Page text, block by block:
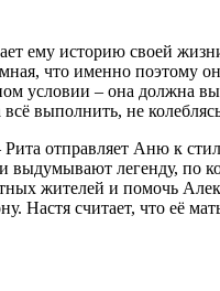
ему историю своей
что именно поэтому
условии – она должна
выполнить, не
отправляет Аню к
легенду, по
жителей и помочь
Настя считает, что её